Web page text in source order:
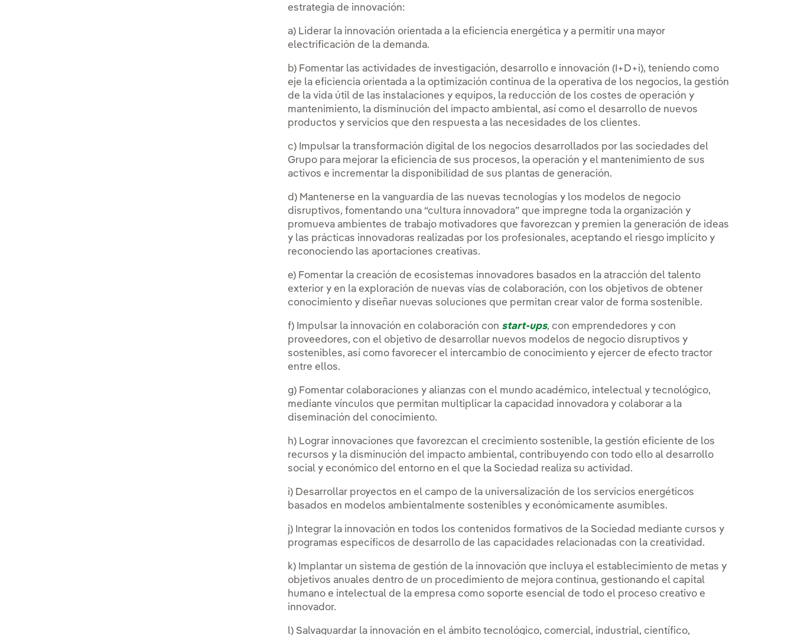
estrategia de innovación:
a) Liderar la innovación orientada a la eficiencia energética y a permitir una mayor
electrificación de la demanda.
b) Fomentar las actividades de investigación, desarrollo e innovación (I+D+i), teniendo como
eje la eficiencia orientada a la optimización continua de la operativa de los negocios, la gestión
de la vida útil de las instalaciones y equipos, la reducción de los costes de operación y
mantenimiento, la disminución del impacto ambiental, así como el desarrollo de nuevos
productos y servicios que den respuesta a las necesidades de los clientes.
c) Impulsar la transformación digital de los negocios desarrollados por las sociedades del
Grupo para mejorar la eficiencia de sus procesos, la operación y el mantenimiento de sus
activos e incrementar la disponibilidad de sus plantas de generación.
d) Mantenerse en la vanguardia de las nuevas tecnologías y los modelos de negocio
disruptivos, fomentando una “cultura innovadora” que impregne toda la organización y
promueva ambientes de trabajo motivadores que favorezcan y premien la generación de ideas
y las prácticas innovadoras realizadas por los profesionales, aceptando el riesgo implícito y
reconociendo las aportaciones creativas.
e) Fomentar la creación de ecosistemas innovadores basados en la atracción del talento
exterior y en la exploración de nuevas vías de colaboración, con los objetivos de obtener
conocimiento y diseñar nuevas soluciones que permitan crear valor de forma sostenible.
f) Impulsar la innovación en colaboración con start-ups, con emprendedores y con
proveedores, con el objetivo de desarrollar nuevos modelos de negocio disruptivos y
sostenibles, así como favorecer el intercambio de conocimiento y ejercer de efecto tractor
entre ellos.
g) Fomentar colaboraciones y alianzas con el mundo académico, intelectual y tecnológico,
mediante vínculos que permitan multiplicar la capacidad innovadora y colaborar a la
diseminación del conocimiento.
h) Lograr innovaciones que favorezcan el crecimiento sostenible, la gestión eficiente de los
recursos y la disminución del impacto ambiental, contribuyendo con todo ello al desarrollo
social y económico del entorno en el que la Sociedad realiza su actividad.
i) Desarrollar proyectos en el campo de la universalización de los servicios energéticos
basados en modelos ambientalmente sostenibles y económicamente asumibles.
j) Integrar la innovación en todos los contenidos formativos de la Sociedad mediante cursos y
programas específicos de desarrollo de las capacidades relacionadas con la creatividad.
k) Implantar un sistema de gestión de la innovación que incluya el establecimiento de metas y
objetivos anuales dentro de un procedimiento de mejora continua, gestionando el capital
humano e intelectual de la empresa como soporte esencial de todo el proceso creativo e
innovador.
l) Salvaguardar la innovación en el ámbito tecnológico, comercial, industrial, científico,